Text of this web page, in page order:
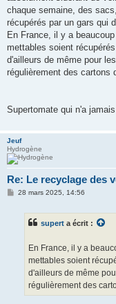
chaque semaine, des
récupérés par un gars qui
En France, il y a
mettables soient
d'ailleurs de même pour
régulièrement des cartons
Supertomate qui n'a
Jeuf
Hydrogène
Re: Le recyclage des
M28 mars 2025, 14:56
supert a écrit :
En France, il y a
mettables soient
d'ailleurs de même
régulièrement des